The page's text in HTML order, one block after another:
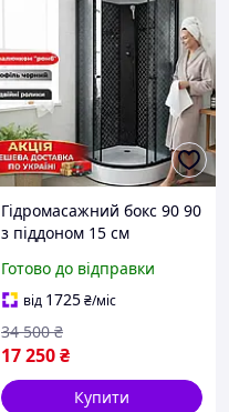
Гідромасажний бокс 90 90
з піддоном 15 см
90х90 душова кабіна
чорний профіль піддон
низький
Готово до відправки
від 1725₴/міс
17 250₴
34 500 ₴
Купити